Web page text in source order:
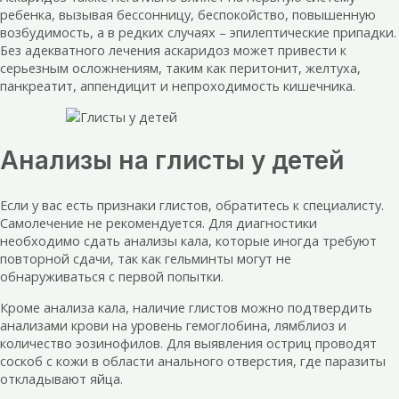
ребенка, вызывая бессонницу, беспокойство, повышенную
возбудимость, а в редких случаях – эпилептические припадки.
Без адекватного лечения аскаридоз может привести к
серьезным осложнениям, таким как перитонит, желтуха,
панкреатит, аппендицит и непроходимость кишечника.
Анализы на глисты у детей
Если у вас есть признаки глистов, обратитесь к специалисту.
Самолечение не рекомендуется. Для диагностики
необходимо сдать анализы кала, которые иногда требуют
повторной сдачи, так как гельминты могут не
обнаруживаться с первой попытки.
Кроме анализа кала, наличие глистов можно подтвердить
анализами крови на уровень гемоглобина, лямблиоз и
количество эозинофилов. Для выявления остриц проводят
соскоб с кожи в области анального отверстия, где паразиты
откладывают яйца.